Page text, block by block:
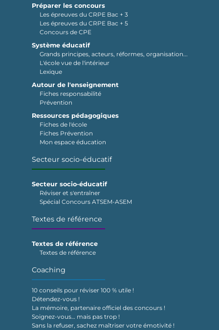
Préparer les concours
Les épreuves du CRPE Bac + 3
Les épreuves du CRPE Bac + 5
Concours de CPE
Système éducatif
Grands principes, acteurs, réformes, organisation...
L'école vue de l'intérieur
Lexique
Autour de l'enseignement
Fiches responsabilité
Prévention
Ressources pédagogiques
Fiches de l'école
Fiches Prévention
Mon espace éducation
Secteur socio-éducatif
Secteur socio-éducatif
Réviser et s'entraîner
Spécial Concours ATSEM-ASEM
Textes de référence
Textes de référence
Textes de référence
Coaching
10 conseils pour réviser 100 % utile !
Détendez-vous !
La mémoire, partenaire officiel des concours !
Soignez-vous… mais pas trop !
Sans la refuser, sachez maîtriser votre émotivité !